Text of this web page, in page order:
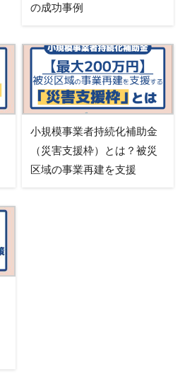
の成功事例
小規模事業者持続化補助金
（災害支援枠）とは？被災
区域の事業再建を支援